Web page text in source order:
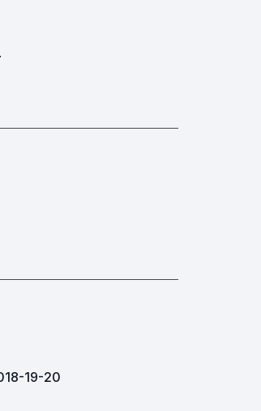
19-20